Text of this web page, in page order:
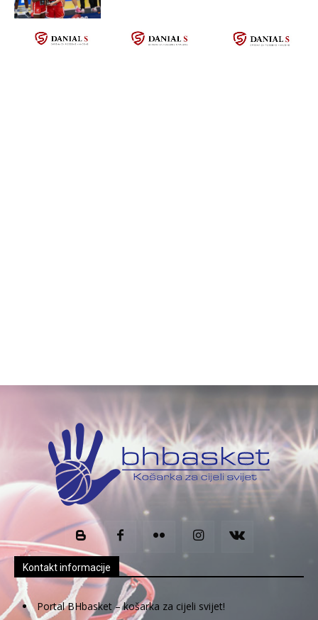
Kontakt informacije
Portal BHbasket – košarka za cijeli svijet!